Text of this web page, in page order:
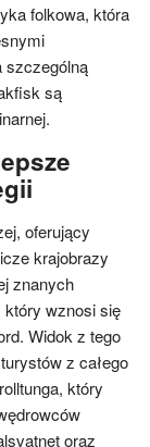
folkowa, która
szczególną
są
oferujący
krajobrazy
znanych
który wznosi się
Widok z tego
z całego
który
oraz